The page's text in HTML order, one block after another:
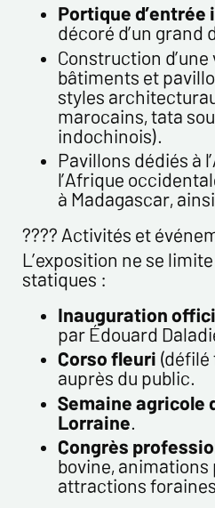
Portique
décoré d’un grand
Construction
bâtiments et
styles
marocains, tata
indochinois).
Pavillons dédiés à
l’Afrique
à Madagascar,
???? Activités et
L’exposition ne se
statiques :
Inauguration
par Édouard
Corso fleuri
auprès du public.
Semaine agricole
Lorraine.
Congrès
bovine,
attractions